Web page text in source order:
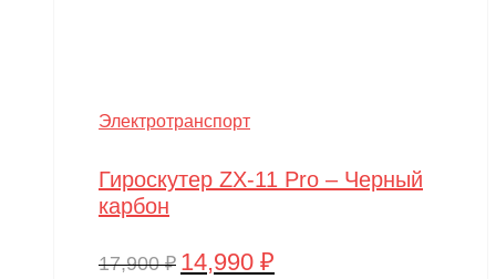
Электротранспорт
Гироскутер ZX-11 Pro – Черный
карбон
17,900₽ Первоначальная
14,990 ₽